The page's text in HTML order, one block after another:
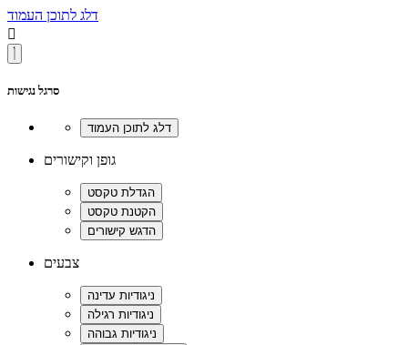
דלג לתוכן העמוד

סרגל נגישות
גופן וקישורים
צבעים